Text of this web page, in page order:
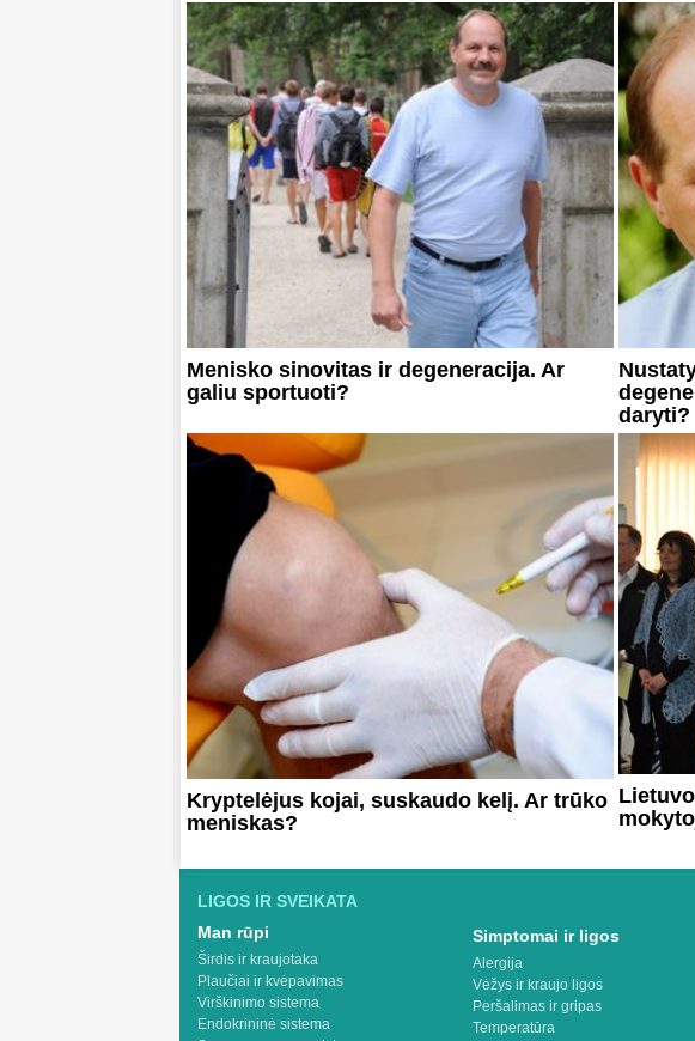
Menisko sinovitas ir degeneracija. Ar
galiu sportuoti?
daryti?
Kryptelėjus kojai, suskaudo kelį. Ar trūko
meniskas?
LIGOS IR SVEIKATA
Man rūpi
Širdis ir kraujotaka
Plaučiai ir kvėpavimas
Virškinimo sistema
Endokrininė sistema
Simptomai ir ligos
Alergija
Vėžys ir kraujo ligos
Peršalimas ir gripas
Temperatūra